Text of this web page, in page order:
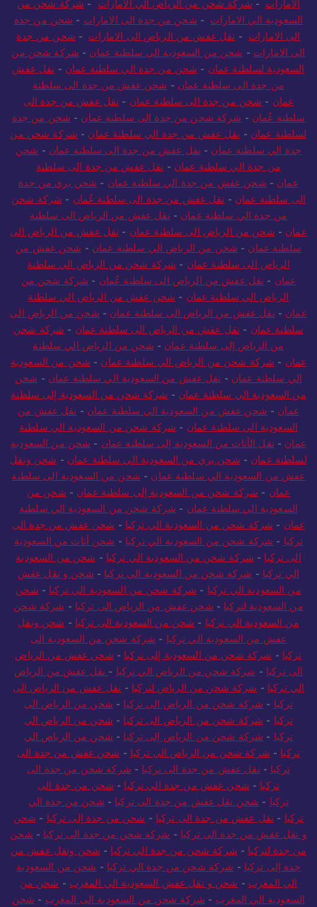
الامارات - شركة شحن من الرياض الي الامارات - شركة شحن من
السعودية الي الامارات - شحن من جدة الى الامارات - شحن من جدة
الى الامارات - نقل عفش من الرياض الى الامارات - شحن من جدة
الى الامارات - شحن من السعودية الى سلطنة عمان - شركة شحن من
السعودية لسلطنة عمان - شحن من جدة الي سلطنة عمان - نقل عفش
من جدة الى سلطنة عمان - شحن عفش من جدة الى سلطنة
عمان - شحن من جدة الى سلطنة عمان - نقل عفش من جدة الى
سلطنة عُمان - شركة شحن من جدة الى سلطنة عمان - شحن من جدة
لسلطنة عمان - نقل عفش من جدة الي سلطنة عمان - شركة شحن من
جدة الي سلطنة عمان - نقل عفش من جدة الى سلطنة عمان - شحن
من جدة الي سلطنة عمان - نقل عفش من جدة الى سلطنة
عمان - شحن عفش من جدة الي سلطنة عمان - شحن بري من جدة
الى سلطنة عمان - نقل عفش من جدة الى سلطنة عُمان - شركة شحن
من جدة الي سلطنة عمان - نقل عفش من الرياض الى سلطنة
عمان - شحن من الرياض الى سلطنة عمان - نقل عفش من الرياض الى
سلطنة عمان - شحن من الرياض الي سلطنة عمان - شحن عفش من
الرياض الى سلطنة عمان - شركة شحن من الرياض الي سلطنة
عمان - نقل عفش من الرياض الى سلطنة عُمان - شركة شحن من
الرياض الي سلطنة عمان - شحن عفش من الرياض الي سلطنة
عمان - نقل عفش من الرياض الى سلطنة عمان - شحن من الرياض الى
سلطنة عمان - نقل عفش من الرياض الى سلطنة عمان - شركة شحن
من الرياض إلى سلطنة عمان - شحن من الرياض الي سلطنة
عمان - شركة شحن من الرياض الي سلطنة عمان - شحن من السعودية
الي سلطنة عمان - نقل عفش من السعودية الي سلطنة عمان - شحن
من السعودية الي سلطنة عمان - شركة شحن من السعودية إلى سلطنة
عمان - شحن عفش من السعودية الي سلطنة عمان - نقل عفش من
السعودية الي سلطنة عمان - شركة شحن من السعودية الي سلطنة
عمان - نقل الأثاث من السعودية إلى سلطنة عمان - شحن من السعودية
لسلطنة عمان - شحن بري من السعودية الي سلطنة عمان - شحن ونقل
عفش من السعودية الي سلطنة عمان - شحن من السعودية الى سلطنة
عمان - شركة شحن من السعودية إلى سلطنة عمان - شحن من
السعودية الي سلطنة عمان - شركة شحن من السعودية الي سلطنة
عمان - شركة شحن من السعودية الي تركيا - شحن عفش من جدة الى
تركيا - شركة شحن من السعودية الي تركيا - شحن أثاث من السعودية
الى تركيا - شركة شحن من السعودية الي تركيا - شحن من السعودية
الي تركيا - شركة شحن من السعودية الى تركيا - شحن و نقل عفش
من السعودية الي تركيا - شركة شحن من السعودية الي تركيا - شحن
من السعودية لتركيا - شحن عفش من الرياض الى تركيا - شركة شحن
من السعودية الي تركيا - شحن من السعودية الى تركيا - شحن ونقل
عفش من السعودية الي تركيا - شركة شحن من السعودية الى
تركيا - شركة شحن من السعودية إلى تركيا - شحن عفش من الرياض
الى تركيا - شركة شحن من الرياض الي تركيا - نقل عفش من الرياض
الي تركيا - شركة شحن من الرياض لتركيا - نقل عفش من الرياض الى
تركيا - شركة شحن من الرياض الى تركيا - شحن من الرياض الى
تركيا - شركة شحن من الرياض الى تركيا - شحن من الرياض الي
تركيا - شركة شحن من الرياض إلى تركيا - شحن من الرياض الي
تركيا - شركة شحن من الرياض الي تركيا - شحن عفش من جدة الى
تركيا - نقل عفش من جدة الى تركيا - شركة شحن من جدة الى
تركيا - شحن عفش من جدة الي تركيا - شحن من جدة الى
تركيا - شحن نقل عفش من جدة الى تركيا - شحن من جدة الي
تركيا - نقل عفش من جدة الى تركيا - شحن من جدة إلى تركيا - شحن
و نقل عفش من جدة الى تركيا - شركة شحن من جدة الى تركيا - شحن
من جدة لتركيا - شركة شحن من جدة الي تركيا - شحن ونقل عفش من
جدة إلى تركيا - شركة شحن من جدة الي تركيا - شحن من السعودية
الي المغرب - شحن و نقل عفش السعودية الي المغرب - شحن من
السعودية الي المغرب - شركة شحن من السعودية الى المغرب - شحن